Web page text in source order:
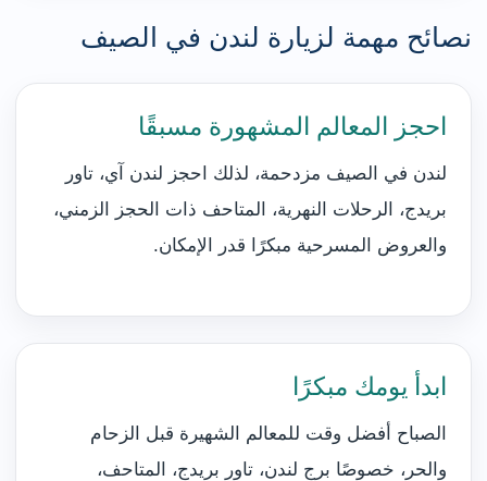
نصائح مهمة لزيارة لندن في الصيف
احجز المعالم المشهورة مسبقًا
لندن في الصيف مزدحمة، لذلك احجز لندن آي، تاور
بريدج، الرحلات النهرية، المتاحف ذات الحجز الزمني،
والعروض المسرحية مبكرًا قدر الإمكان.
ابدأ يومك مبكرًا
الصباح أفضل وقت للمعالم الشهيرة قبل الزحام
والحر، خصوصًا برج لندن، تاور بريدج، المتاحف،